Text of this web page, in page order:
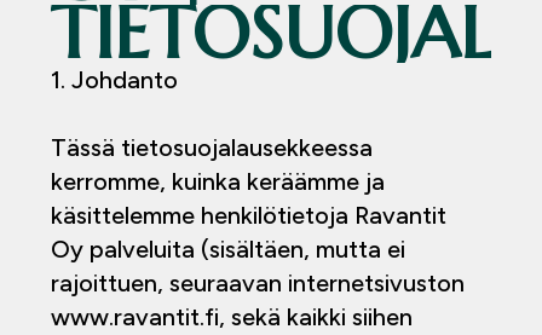
1. Johdanto
Tässä tietosuojalausekkeessa
kerromme, kuinka keräämme ja
käsittelemme henkilötietoja Ravantit
Oy palveluita (sisältäen, mutta ei
rajoittuen, seuraavan internetsivuston
www.ravantit.fi, sekä kaikki siihen